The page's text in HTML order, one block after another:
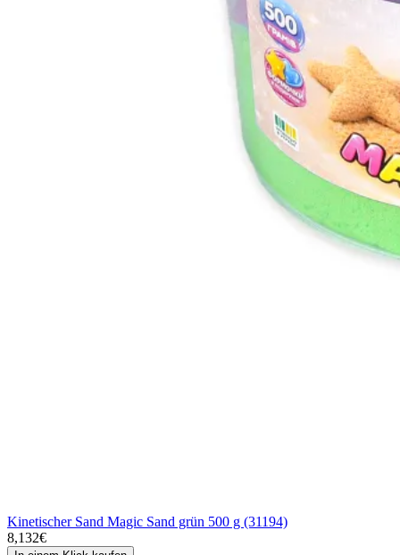
Kinetischer Sand Magic Sand grün 500 g (31194)
8,132€